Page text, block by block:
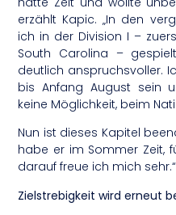
erzählt Kapic. „In den
ich in der Division I –
South Carolina –
deutlich anspruchsvoller.
bis Anfang August sein
keine Möglichkeit, beim
Nun ist dieses Kapitel
habe er im Sommer Zeit,
darauf freue ich mich sehr.“
Zielstrebigkeit wird erneut